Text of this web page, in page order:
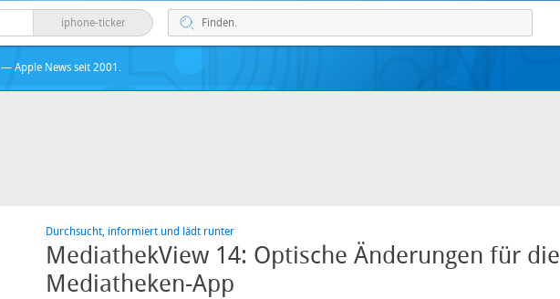
iphone-ticker
— Apple News seit 2001.
Durchsucht, informiert und lädt runter
MediathekView 14: Optische Änderungen für die
Mediatheken-App